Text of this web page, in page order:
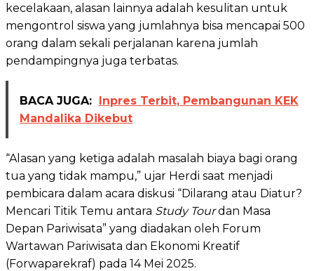
kecelakaan, alasan lainnya adalah kesulitan untuk
mengontrol siswa yang jumlahnya bisa mencapai 500
orang dalam sekali perjalanan karena jumlah
pendampingnya juga terbatas.
BACA JUGA: Inpres Terbit, Pembangunan KEK
Mandalika Dikebut
“Alasan yang ketiga adalah masalah biaya bagi orang
tua yang tidak mampu,” ujar Herdi saat menjadi
pembicara dalam acara diskusi “Dilarang atau Diatur?
Mencari Titik Temu antara Study Tourdan Masa
Depan Pariwisata” yang diadakan oleh Forum
Wartawan Pariwisata dan Ekonomi Kreatif
(Forwaparekraf) pada 14 Mei 2025.